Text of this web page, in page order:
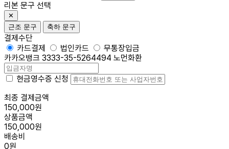
리본 문구 선택
✕
근조 문구
축하 문구
결제수단
카드결제
법인카드
무통장입금
카카오뱅크 3333-35-5264494 노먼화환
현금영수증 신청
최종 결제금액
150,000원
상품금액
150,000원
배송비
0원